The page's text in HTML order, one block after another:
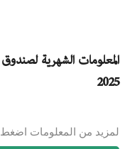
2025
لمزيد من المعلومات اضغط